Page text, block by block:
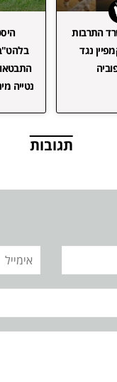
התרבות
נגד
נטייה
תגובות
אימייל